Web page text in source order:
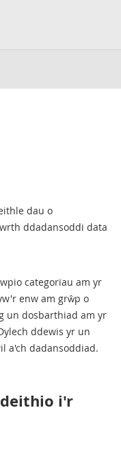
dau o
ddadansoddi data
categorïau am yr
enw am grŵp o
un dosbarthiad am yr
ddewis yr un
a'ch dadansoddiad.
i'r